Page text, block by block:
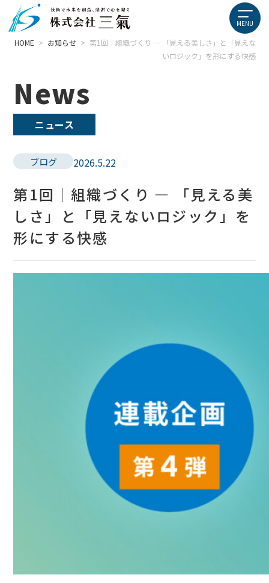
HOME > お知らせ > 第1回｜組織づくり ― 「見える美しさ」と「見えな
いロジック」を形にする快感
News
ニュース
ブログ 2026.5.22
第1回｜組織づくり ― 「見える美
しさ」と「見えないロジック」を
形にする快感